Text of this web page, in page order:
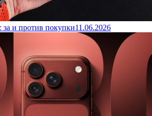
за и против покупки11.06.2026